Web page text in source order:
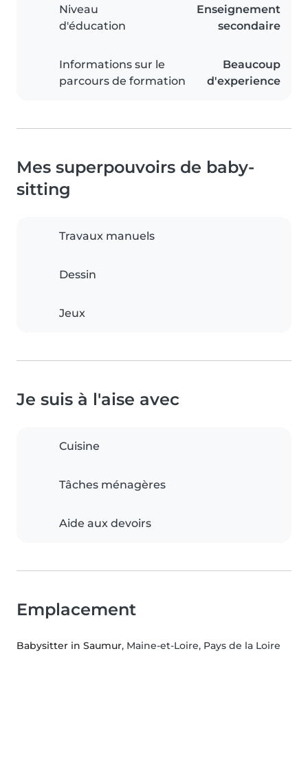
Niveau
d'éducation
Enseignement
secondaire
Informations sur le
parcours de formation
Beaucoup
d'experience
Mes superpouvoirs de baby-
sitting
Travaux manuels
Dessin
Jeux
Je suis à l'aise avec
Cuisine
Tâches ménagères
Aide aux devoirs
Emplacement
Babysitter in Saumur, Maine-et-Loire, Pays de la Loire